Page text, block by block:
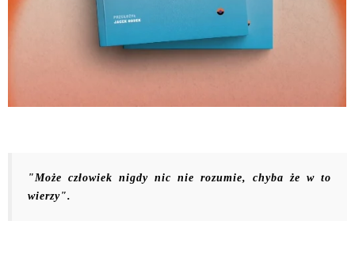
"Może człowiek nigdy nic nie rozumie, chyba że w to
wierzy".